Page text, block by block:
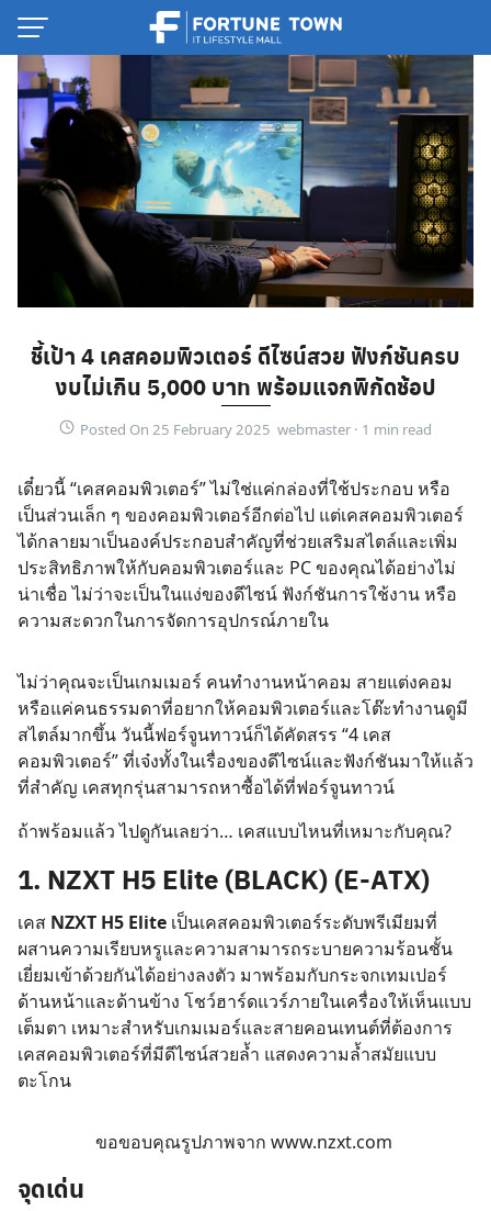
Skip
content
Thai
English
ชี้เป้า 4 เคสคอมพิวเตอร์ ดีไซน์สวย ฟังก์ชันครบ
งบไม่เกิน 5,000 บาท พร้อมแจกพิกัดช้อป
Posted On 25 February 2025 webmaster ·
เดี๋ยวนี้ “เคสคอมพิวเตอร์” ไม่ใช่แค่กล่องที่ใช้ประกอบ หรือ
เป็นส่วนเล็ก ๆ ของคอมพิวเตอร์อีกต่อไป แต่เคสคอมพิวเตอร์
ได้กลายมาเป็นองค์ประกอบสำคัญที่ช่วยเสริมสไตล์และเพิ่ม
ประสิทธิภาพให้กับคอมพิวเตอร์และ PC ของคุณได้อย่างไม่
น่าเชื่อ ไม่ว่าจะเป็นในแง่ของดีไซน์ ฟังก์ชันการใช้งาน หรือ
ความสะดวกในการจัดการอุปกรณ์ภายใน
ไม่ว่าคุณจะเป็นเกมเมอร์ คนทำงานหน้าคอม สายแต่งคอม
หรือแค่คนธรรมดาที่อยากให้คอมพิวเตอร์และโต๊ะทำงานดูมี
สไตล์​มากขึ้น วันนี้ฟอร์จูนทาวน์ก็ได้คัดสรร “4 เคส
คอมพิวเตอร์” ที่เจ๋งทั้งในเรื่องของดีไซน์และฟังก์ชันมาให้แล้ว
ที่สำคัญ เคสทุกรุ่นสามารถหาซื้อได้ที่ฟอร์จูนทาวน์
ถ้าพร้อมแล้ว ไปดูกันเลยว่า… เคสแบบไหนที่เหมาะกับคุณ?
1. NZXT H5 Elite (BLACK) (E-ATX)
เคส NZXT H5 Elite เป็นเคสคอมพิวเตอร์ระดับพรีเมียมที่
ผสานความเรียบหรูและความสามารถระบายความร้อนชั้น
เยี่ยมเข้าด้วยกันได้อย่างลงตัว มาพร้อมกับกระจกเทมเปอร์
ด้านหน้าและด้านข้าง โชว์ฮาร์ดแวร์ภายในเครื่องให้เห็นแบบ
เต็มตา เหมาะสำหรับเกมเมอร์และสายคอนเทนต์ที่ต้องการ
เคสคอมพิวเตอร์ที่มีดีไซน์สวยล้ำ แสดงความล้ำสมัยแบบ
ตะโกน
ขอขอบคุณรูปภาพจาก www.nzxt.com
จุดเด่น